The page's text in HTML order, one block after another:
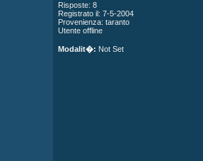
Risposte: 8
Registrato il: 7-5-2004
Provenienza: taranto
Utente offline
Modalit�: Not Set